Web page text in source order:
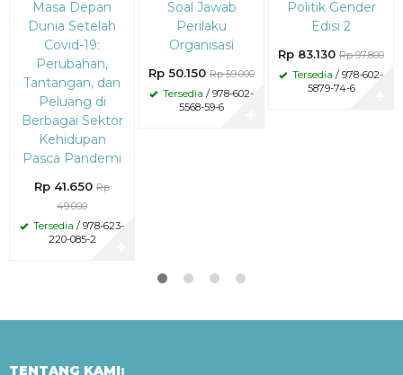
15%Masa Depan
Dunia Setelah
Covid-19:
Perubahan,
Tantangan, dan
Peluang di
Berbagai Sektor
Kehidupan
Pasca Pandemi
Rp 41.650 Rp
49.000
Tersedia / 978-623-
220-085-2
15%Soal Jawab
Perilaku
Organisasi
Rp 50.150 Rp 59.000
Tersedia / 978-602-
5568-59-6
15%
Politik Gender
Edisi 2
Rp 83.130 Rp 97.800
Tersedia / 978-602-
5879-74-6
TENTANG KAMI: